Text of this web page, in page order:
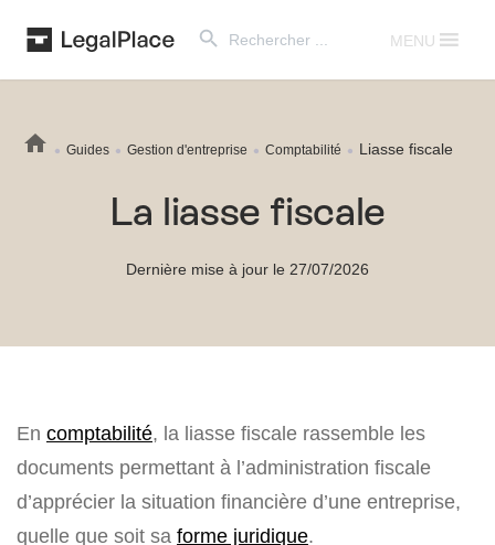
for:
MENU
Guides Gestion d'entreprise Comptabilité Liasse fiscale
La liasse fiscale
Dernière mise à jour le 27/07/2026
En comptabilité, la liasse fiscale rassemble les
documents permettant à l’administration fiscale
d’apprécier la situation financière d’une entreprise,
quelle que soit sa forme juridique.